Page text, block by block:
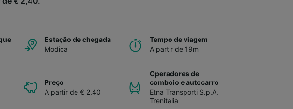
Estação de chegada
Modica
Tempo de viagem
A partir de 19m
Preço
A partir de € 2,40
Operadores de
comboio e autocarro
Etna Transporti S.p.A,
Trenitalia